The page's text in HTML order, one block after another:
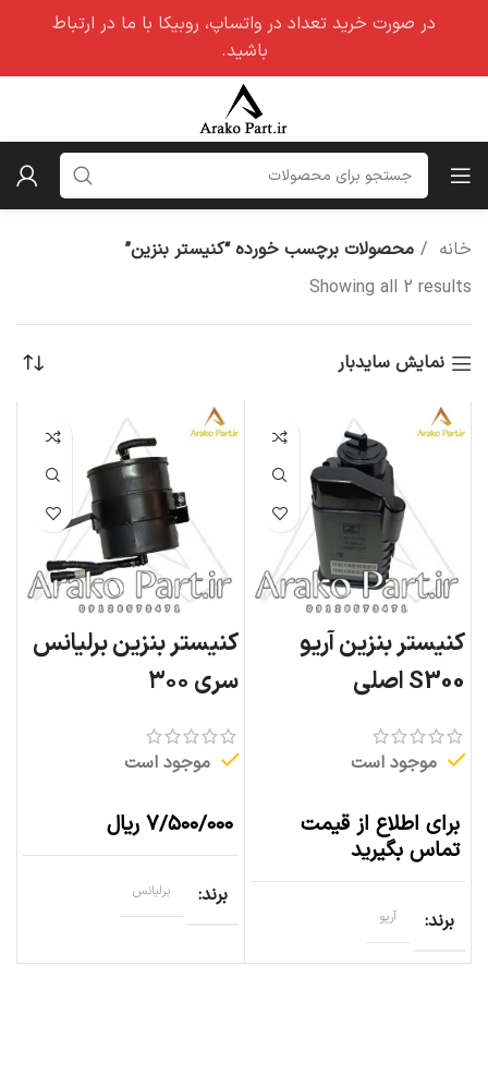
خانه
محصولات برچسب خورده “کنیستر بنزین”
Showing all 2 results
نمایش سایدبار
کنیستر بنزین آریو
S300 اصلی
موجود است
برای اطلاع از قیمت
تماس بگیرید
برند آریو
کنیستر بنزین برلیانس
سری ۳۰۰
موجود است
۷/۵۰۰/۰۰۰ ریال
برند برلیانس
در صورت خرید تعداد در واتساپ، روبیکا با ما در ارتباط
باشید.